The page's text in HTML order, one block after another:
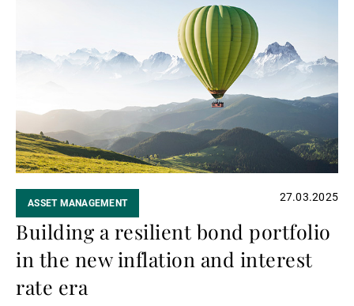
economy, fiscal indiscipline, and the tsunami of
ASSET MANAGEMENT 27.03.2025
Building a resilient bond portfolio
in the new inflation and interest
rate era